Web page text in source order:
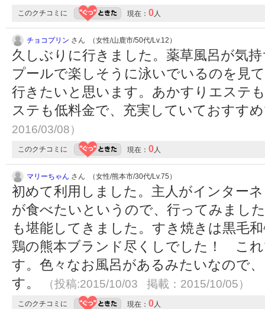
このクチコミに 現在： 0人
チョコプリン さん （女性/山鹿市/50代/Lv.12）
久しぶりに行きました。薬草風呂が気
プールで楽しそうに泳いでいるのを見
行きたいと思います。あかすりエステ
ステも低料金で、充実していておすす
2016/03/08）
このクチコミに 現在： 0人
マリーちゃん さん （女性/熊本市/30代/Lv.75）
初めて利用しました。主人がインター
が食べたいというので、行ってみまし
も堪能してきました。すき焼きは黒毛
鶏の熊本ブランド尽くしでした！ こ
す。色々なお風呂があるみたいなので
す。
（投稿:2015/10/03 掲載：2015/10/05）
このクチコミに 現在： 0人